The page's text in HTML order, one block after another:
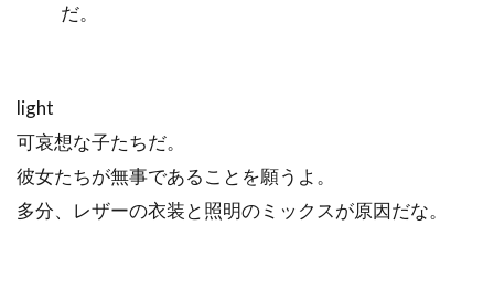
だ。
light
可哀想な子たちだ。
彼女たちが無事であることを願うよ。
多分、レザーの衣装と照明のミックスが原因だな。